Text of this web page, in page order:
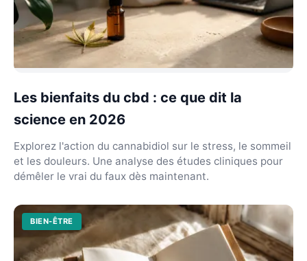
Les bienfaits du cbd : ce que dit la
science en 2026
Explorez l'action du cannabidiol sur le stress, le sommeil
et les douleurs. Une analyse des études cliniques pour
démêler le vrai du faux dès maintenant.
BIEN-ÊTRE